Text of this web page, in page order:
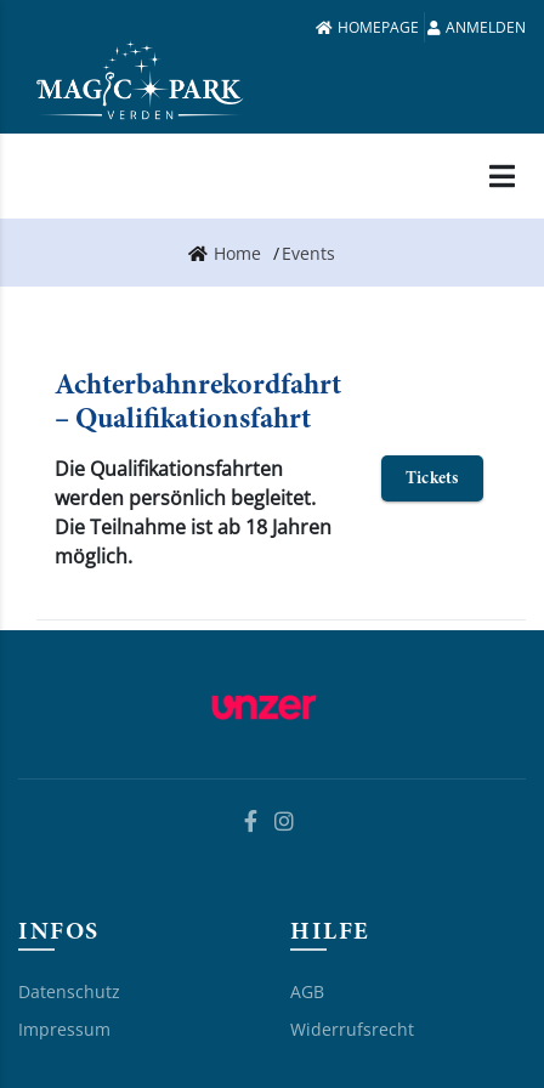
HOMEPAGE ANMELDEN
Home Events
Achterbahnrekordfahrt
– Qualifikationsfahrt
Die Qualifikationsfahrten
werden persönlich begleitet.
Die Teilnahme ist ab 18 Jahren
möglich.
Tickets
INFOS
Datenschutz
Impressum
HILFE
AGB
Widerrufsrecht